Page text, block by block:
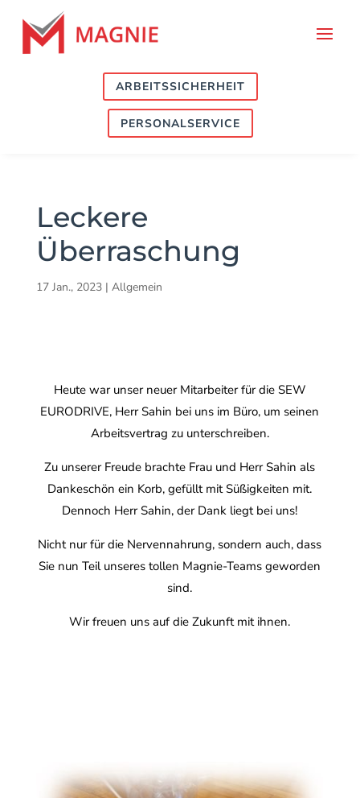
ARBEITSSICHERHEIT
PERSONALSERVICE
Leckere
Überraschung
17 Jan., 2023| Allgemein
Heute war unser neuer Mitarbeiter für die SEW
EURODRIVE, Herr Sahin bei uns im Büro, um seinen
Arbeitsvertrag zu unterschreiben.
Zu unserer Freude brachte Frau und Herr Sahin als
Dankeschön ein Korb, gefüllt mit Süßigkeiten mit.
Dennoch Herr Sahin, der Dank liegt bei uns!
Nicht nur für die Nervennahrung, sondern auch, dass
Sie nun Teil unseres tollen Magnie-Teams geworden
sind.
Wir freuen uns auf die Zukunft mit ihnen.